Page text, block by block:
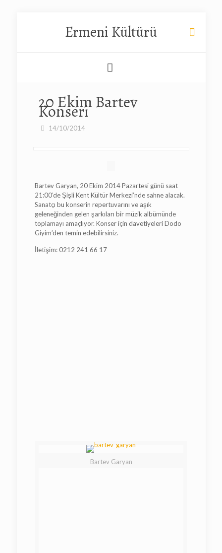
Ermeni Kültürü
20 Ekim Bartev
Konseri
14/10/2014
Bartev Garyan, 20 Ekim 2014 Pazartesi günü saat
21:00’de Şişli Kent Kültür Merkezi’nde sahne alacak.
Sanatçı bu konserin repertuvarını ve aşık
geleneğinden gelen şarkıları bir müzik albümünde
toplamayı amaçlıyor. Konser için davetiyeleri Dodo
Giyim’den temin edebilirsiniz.
İletişim: 0212 241 66 17
Bartev Garyan